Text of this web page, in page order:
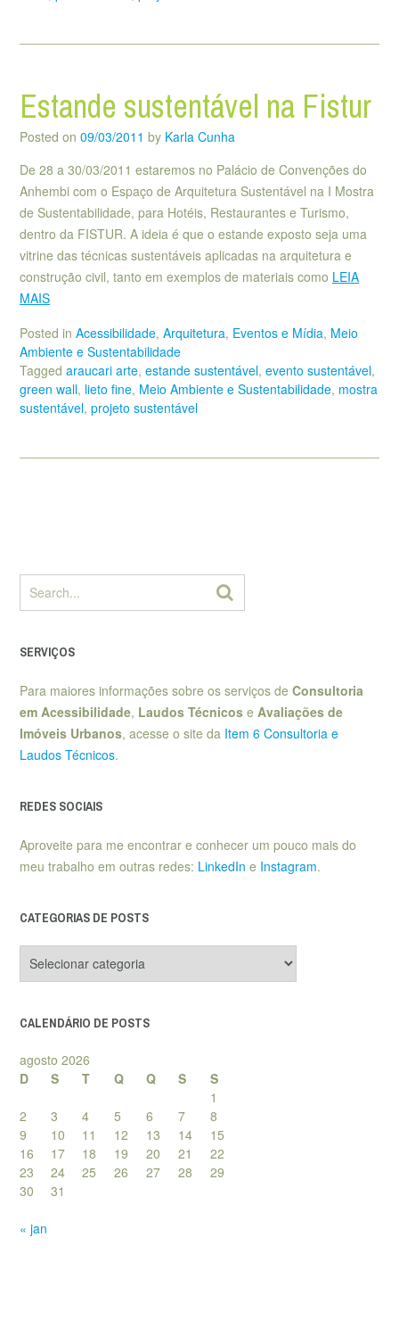
Estande sustentável na Fistur
Posted on 09/03/2011 by Karla Cunha
De 28 a 30/03/2011 estaremos no Palácio de Convenções do
Anhembi com o Espaço de Arquitetura Sustentável na I Mostra
de Sustentabilidade, para Hotéis, Restaurantes e Turismo,
dentro da FISTUR. A ideia é que o estande exposto seja uma
vitrine das técnicas sustentáveis aplicadas na arquitetura e
construção civil, tanto em exemplos de materiais como LEIA
MAIS
Posted in Acessibilidade, Arquitetura, Eventos e Mídia, Meio
Ambiente e Sustentabilidade
Tagged araucari arte, estande sustentável, evento sustentável,
green wall, lieto fine, Meio Ambiente e Sustentabilidade, mostra
sustentável, projeto sustentável
SERVIÇOS
Para maiores informações sobre os serviços de Consultoria
em Acessibilidade, Laudos Técnicos e Avaliações de
Imóveis Urbanos, acesse o site da Item 6 Consultoria e
Laudos Técnicos.
REDES SOCIAIS
Aproveite para me encontrar e conhecer um pouco mais do
meu trabalho em outras redes: LinkedIn e Instagram.
CATEGORIAS DE POSTS
de
CALENDÁRIO DE POSTS
agosto 2026
D
S T Q Q S
S
1
2
3 4 5 6 7
8
9
10 11 12 13 14
15
16
17 18 19 20 21
22
23
24 25 26 27 28
29
30
31
« jan